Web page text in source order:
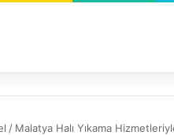
/ Malatya Halı Yıkama